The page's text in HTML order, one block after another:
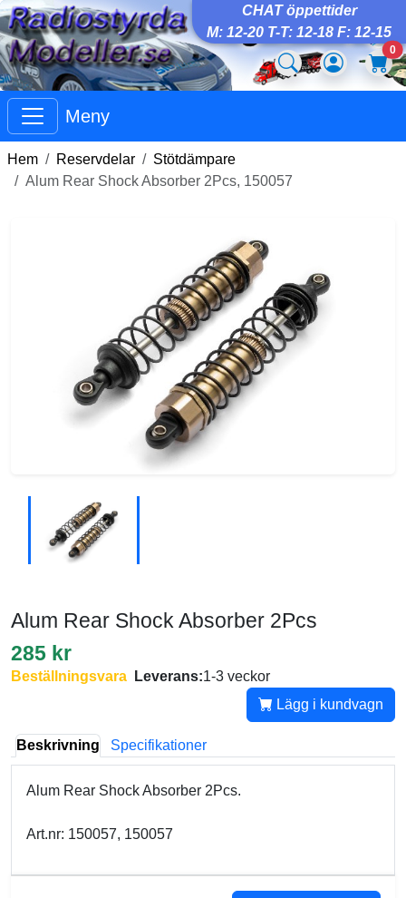
CHAT öppettider
M: 12-20 T-T: 12-18 F: 12-15
0
Meny
Hem Reservdelar
Stötdämpare
Alum Rear Shock Absorber 2Pcs, 150057
Alum Rear Shock Absorber 2Pcs
285 kr
Beställningsvara Leverans:1-3 veckor
Lägg i kundvagn
Beskrivning Specifikationer
Alum Rear Shock Absorber 2Pcs.
Art.nr: 150057, 150057